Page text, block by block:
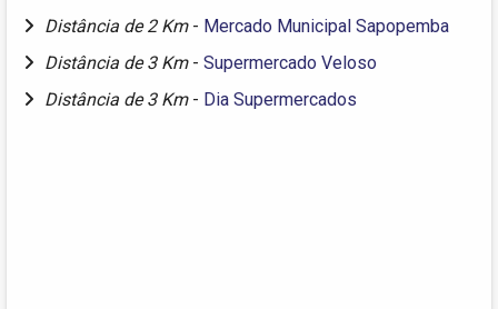
Distância de 2 Km - Mercado Municipal Sapopemba
Distância de 3 Km - Supermercado Veloso
Distância de 3 Km - Dia Supermercados